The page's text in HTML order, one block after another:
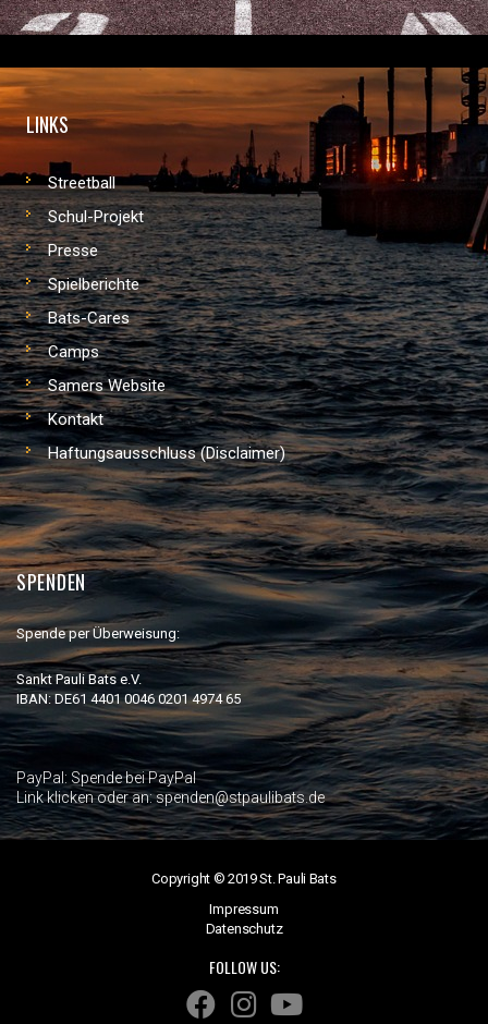
LINKS
Streetball
Schul-Projekt
Presse
Spielberichte
Bats-Cares
Camps
Samers Website
Kontakt
Haftungsausschluss (Disclaimer)
SPENDEN
Spende per Überweisung:
Sankt Pauli Bats e.V.
IBAN: DE61 4401 0046 0201 4974 65
PayPal: Spende bei PayPal
Link klicken oder an: spenden@stpaulibats.de
Copyright © 2019 St. Pauli Bats
Impressum
Datenschutz
FOLLOW US: